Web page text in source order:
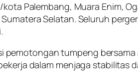
Palembang, Muara Enim,
Selatan. Seluruh
pemotongan tumpeng bersama
dalam menjaga stabilitas